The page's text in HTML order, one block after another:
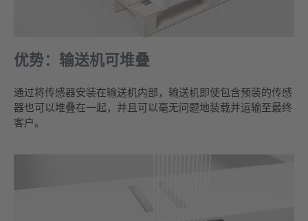
优势：输送机可堆叠
通过将传感器安装在输送机内部，输送机即使包含预装的传感
器也可以堆叠在一起，并且可以毫无问题地装载并运输至最终
客户。